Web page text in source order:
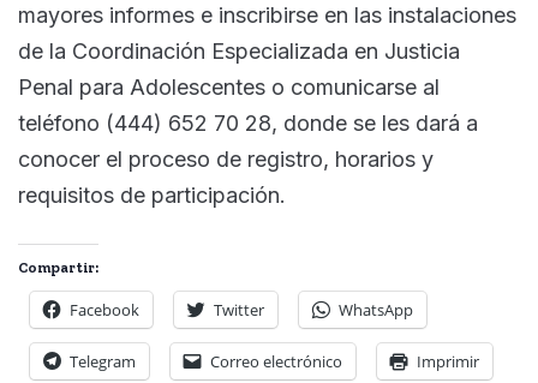
mayores informes e inscribirse en las instalaciones
de la Coordinación Especializada en Justicia
Penal para Adolescentes o comunicarse al
teléfono (444) 652 70 28, donde se les dará a
conocer el proceso de registro, horarios y
requisitos de participación.
Compartir:
Facebook Twitter WhatsApp
Telegram Correo electrónico Imprimir